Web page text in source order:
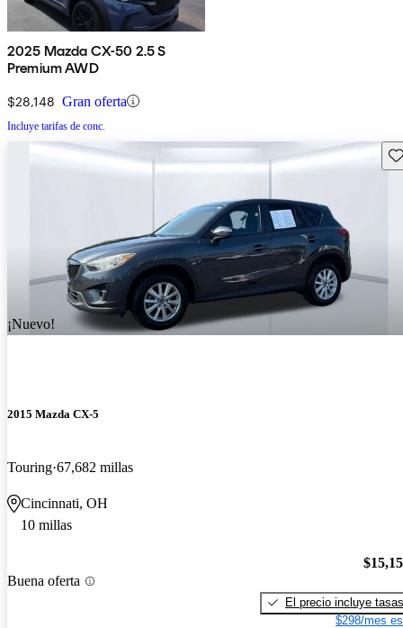
2025 Mazda CX-50 2.5 S
Premium AWD
$28,148 Gran oferta
Incluye tarifas de conc.
¡Nuevo!
2015 Mazda CX-5
Touring 67,682 millas
Cincinnati, OH
10 millas
Buena oferta
El precio incluye tasas
$298/mes